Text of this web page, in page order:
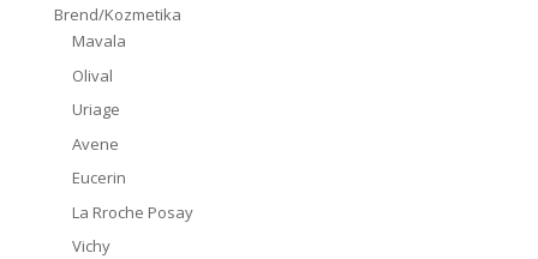
Brend/Kozmetika
Mavala
Olival
Uriage
Avene
Eucerin
La Rroche Posay
Vichy